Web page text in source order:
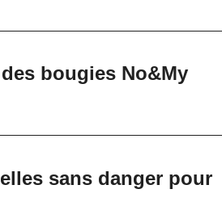
bougies No&My
sans danger pour